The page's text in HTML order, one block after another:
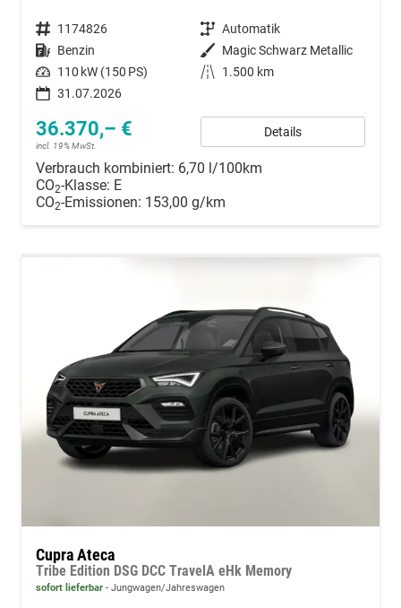
Fahrzeugnummer 1174826 Getriebe Automatik
Kraftstoff Benzin Außenfarbe Magic Schwarz Metallic
Leistung 110 kW (150 PS) Kilometerstand
1.500 km
31.07.2026
36.370,– €
incl. 19% MwSt.
Details
Verbrauch kombiniert: 6,70 l/100km
CO2-Klasse: E
CO2-Emissionen: 153,00 g/km
Cupra Ateca
Tribe Edition DSG DCC TravelA eHk Memory
sofort lieferbar Jungwagen/Jahreswagen